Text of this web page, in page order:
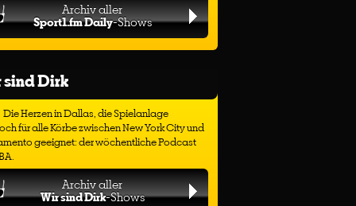
Archiv aller
Sport1.fm Daily-Shows
sind Dirk
Die Herzen in Dallas, die Spielanlage
für alle Körbe zwischen New York City und
geeignet: der wöchentliche Podcast
Archiv aller
Wir sind Dirk-Shows